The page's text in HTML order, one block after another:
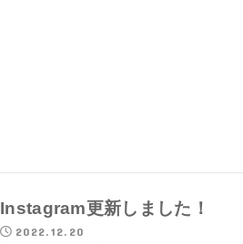
Instagram更新しました！
2022.12.20